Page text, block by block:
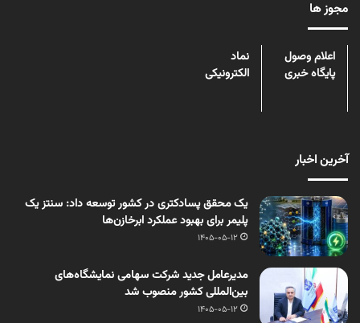
مجوز ها
اعلام وصول
پایگاه خبری
نماد
الکترونیکی
آخرین اخبار
یک محقق پسادکتری در کشور توسعه داد: سنتز یک
پلیمر برای بهبود عملکرد ابرخازن‌ها
1405-05-12
مدیرعامل جدید شرکت سهامی نمایشگاه‌های
بین‌المللی کشور منصوب شد
1405-05-12